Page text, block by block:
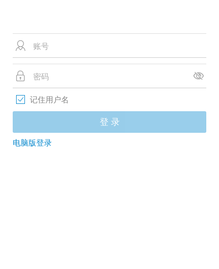
记住用户名
登 录
电脑版登录